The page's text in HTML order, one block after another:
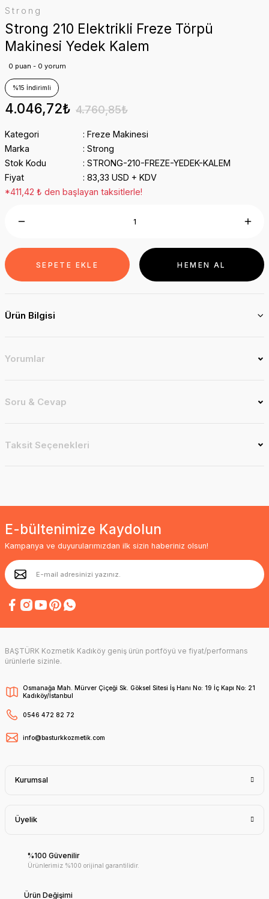
Strong
Strong 210 Elektrikli Freze Törpü
Makinesi Yedek Kalem
0 puan - 0 yorum
%15 İndirimli
4.046,72₺ 4.760,85₺
Kategori
Freze Makinesi
Marka
Strong
Stok Kodu
STRONG-210-FREZE-YEDEK-KALEM
Fiyat
83,33 USD + KDV
*411,42 ₺ den başlayan taksitlerle!
SEPETE EKLE HEMEN AL
Ürün Bilgisi
Yorumlar
Soru & Cevap
Taksit Seçenekleri
E-bültenimize Kaydolun
Kampanya ve duyurularımızdan ilk sizin haberiniz olsun!
BAŞTÜRK Kozmetik Kadıköy geniş ürün portföyü ve fiyat/performans
ürünlerle sizinle.
Osmanağa Mah. Mürver Çiçeği Sk. Göksel Sitesi İş Hanı No: 19 İç Kapı No: 21
Kadıköy/İstanbul
0546 472 82 72
info@basturkkozmetik.com
Kurumsal
Üyelik
%100 Güvenilir
Ürünlerimiz %100 orijinal garantilidir.
Ürün Değişimi